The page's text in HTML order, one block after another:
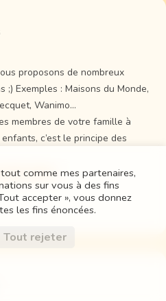
proposons de nombreux
;) Exemples : Maisons du Monde,
Wanimo…
membres de votre famille à
c’est le principe des
koalition
comme mes partenaires,
sur vous à des fins
accepter », vous donnez
les fins énoncées.
Tout rejeter